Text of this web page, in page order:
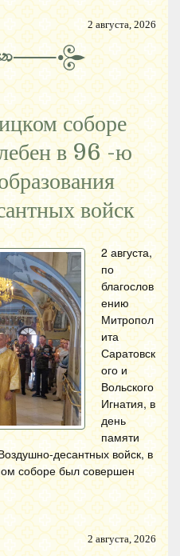
2 августа, 2026
соборе
в 96 -ю
войск
2 августа,
по
благослов
ению
Митропол
ита
Саратовск
ого и
Вольского
Игнатия, в
день
памяти
десантных войск, в
соборе был совершен
2 августа, 2026